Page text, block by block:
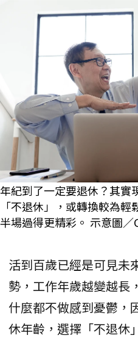
年紀到了一定要退休？其實
「不退休」，或轉換較為
半場過得更精彩。 示意圖／
活到百歲已經是可見未
勢，工作年歲越變越長
什麼都不做感到憂鬱，
休年齡，選擇「不退休